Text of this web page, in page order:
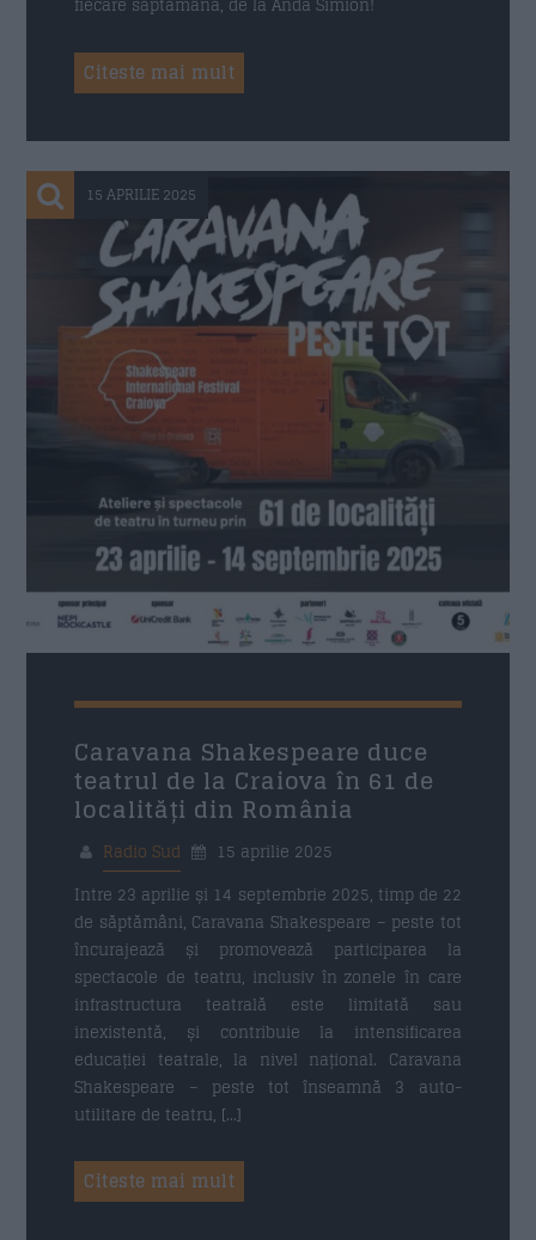
fiecare săptămână, de la Anda Simion!
Citeste mai mult
15 APRILIE 2025
Caravana Shakespeare duce
teatrul de la Craiova în 61 de
localități din România
Radio Sud
15 aprilie 2025
Intre 23 aprilie și 14 septembrie 2025, timp de 22
de săptămâni, Caravana Shakespeare – peste tot
încurajează și promovează participarea la
spectacole de teatru, inclusiv în zonele în care
infrastructura teatrală este limitată sau
inexistentă, și contribuie la intensificarea
educației teatrale, la nivel național. Caravana
Shakespeare – peste tot înseamnă 3 auto-
utilitare de teatru, […]
Citeste mai mult